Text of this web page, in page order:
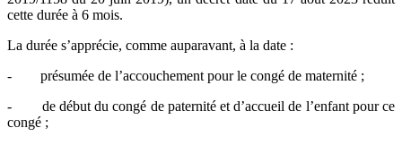
cette durée à 6 mois.
La durée s’apprécie, comme auparavant, à la date :
- présumée de l’accouchement pour le congé de maternité ;
- de début du congé de paternité et d’accueil de l’enfant pour ce
congé ;